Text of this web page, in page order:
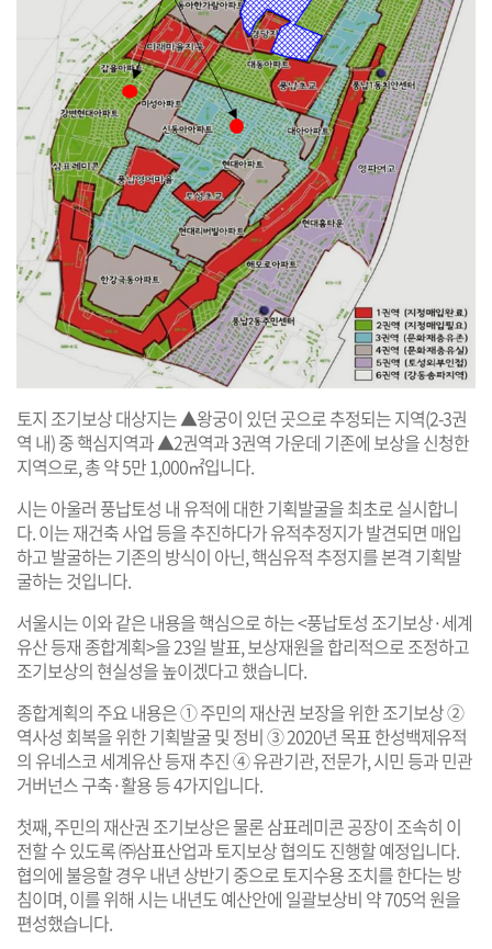
토지 조기보상 대상지는 ▲왕궁이 있던 곳으로 추정되는 지역(2-3권
역 내) 중 핵심지역과 ▲2권역과 3권역 가운데 기존에 보상을 신청한
지역으로, 총 약 5만 1,000㎡입니다.
시는 아울러 풍납토성 내 유적에 대한 기획발굴을 최초로 실시합니
다. 이는 재건축 사업 등을 추진하다가 유적추정지가 발견되면 매입
하고 발굴하는 기존의 방식이 아닌, 핵심유적 추정지를 본격 기획발
굴하는 것입니다.
서울시는 이와 같은 내용을 핵심으로 하는 <풍납토성 조기보상·세계
유산 등재 종합계획>을 23일 발표, 보상재원을 합리적으로 조정하고
조기보상의 현실성을 높이겠다고 했습니다.
종합계획의 주요 내용은 ① 주민의 재산권 보장을 위한 조기보상 ②
역사성 회복을 위한 기획발굴 및 정비 ③ 2020년 목표 한성백제유적
의 유네스코 세계유산 등재 추진 ④ 유관기관, 전문가, 시민 등과 민관
거버넌스 구축·활용 등 4가지입니다.
첫째, 주민의 재산권 조기보상은 물론 삼표레미콘 공장이 조속히 이
전할 수 있도록 ㈜삼표산업과 토지보상 협의도 진행할 예정입니다.
협의에 불응할 경우 내년 상반기 중으로 토지수용 조치를 한다는 방
침이며, 이를 위해 시는 내년도 예산안에 일괄보상비 약 705억 원을
편성했습니다.